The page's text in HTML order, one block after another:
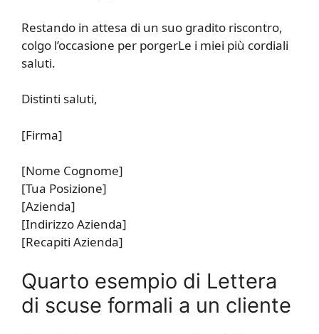
Restando in attesa di un suo gradito riscontro,
colgo l’occasione per porgerLe i miei più cordiali
saluti.
Distinti saluti,
[Firma]
[Nome Cognome]
[Tua Posizione]
[Azienda]
[Indirizzo Azienda]
[Recapiti Azienda]
Quarto esempio di Lettera
di scuse formali a un cliente